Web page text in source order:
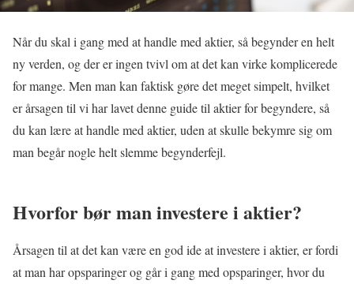
Når du skal i gang med at handle med aktier, så begynder en helt
ny verden, og der er ingen tvivl om at det kan virke komplicerede
for mange. Men man kan faktisk gøre det meget simpelt, hvilket
er årsagen til vi har lavet denne guide til aktier for begyndere, så
du kan lære at handle med aktier, uden at skulle bekymre sig om
man begår nogle helt slemme begynderfejl.
Hvorfor bør man investere i aktier?
Årsagen til at det kan være en god ide at investere i aktier, er fordi
at man har opsparinger og går i gang med opsparinger, hvor du